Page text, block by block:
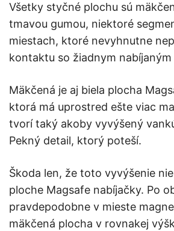
Všetky styčné plochu sú
tmavou gumou, niektoré
miestach, ktoré nevyhnutne
kontaktu so žiadnym nabíjaným
Mäkčená je aj biela plocha
ktorá má uprostred ešte viac
tvorí taký akoby vyvýšený
Pekný detail, ktorý poteší.
Škoda len, že toto vyvýšenie
ploche Magsafe nabíjačky. Po
pravdepodobne v mieste
mäkčená plocha v rovnakej